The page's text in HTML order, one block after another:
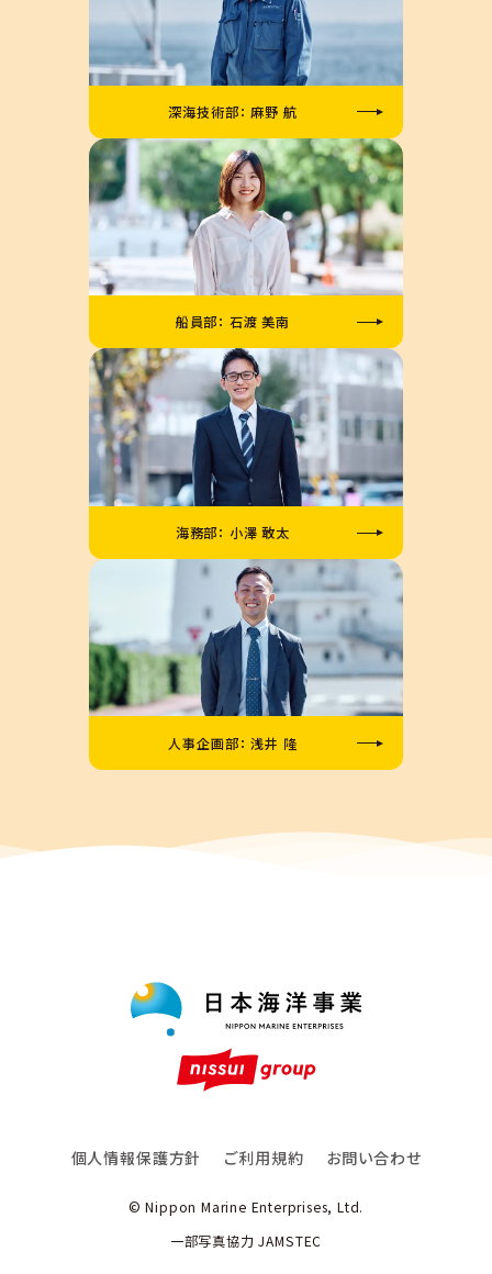
深海技術部： 麻野 航
船員部： 石渡 美南
海務部： 小澤 敢太
人事企画部： 浅井 隆
個人情報保護方針 ご利用規約 お問い合わせ
© Nippon Marine Enterprises, Ltd.
一部写真協力 JAMSTEC